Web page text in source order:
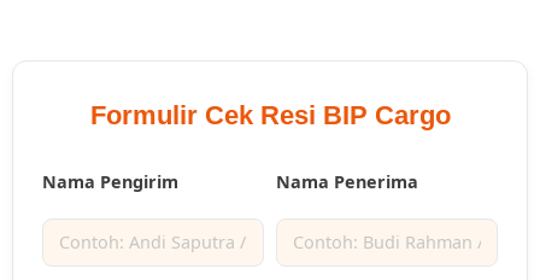
Formulir Cek Resi BIP Cargo
Nama Pengirim Nama Penerima